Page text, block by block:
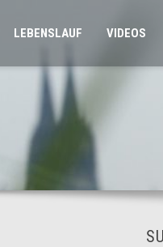
LEBENSLAUF VIDEOS